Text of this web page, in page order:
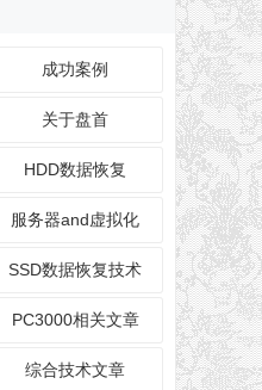
成功案例
关于盘首
HDD数据恢复
服务器and虚拟化
SSD数据恢复技术
PC3000相关文章
综合技术文章